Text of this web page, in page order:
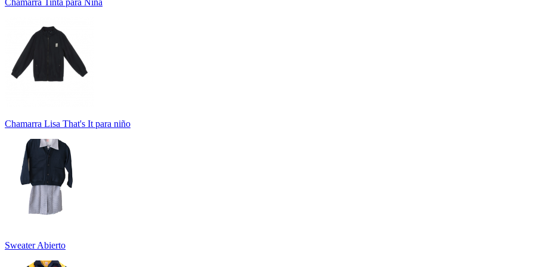
Chamarra Lisa That's It para niño
Sweater Abierto